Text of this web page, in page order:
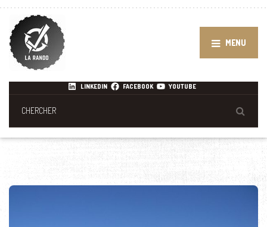
MENU
LINKEDIN FACEBOOK YOUTUBE